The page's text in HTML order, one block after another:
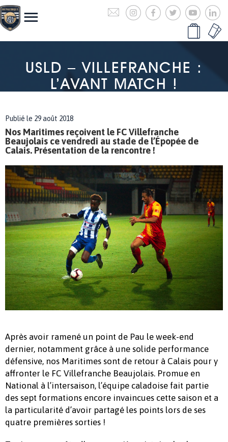
USLD – VILLEFRANCHE :
L’AVANT MATCH !
Publié le 29 août 2018
Nos Maritimes reçoivent le FC Villefranche
Beaujolais ce vendredi au stade de l’Épopée de
Calais. Présentation de la rencontre !
Après avoir ramené un point de Pau le week-end
dernier, notamment grâce à une solide performance
défensive, nos Maritimes sont de retour à Calais pour y
affronter le FC Villefranche Beaujolais. Promue en
National à l’intersaison, l’équipe caladoise fait partie
des sept formations encore invaincues cette saison et a
la particularité d’avoir partagé les points lors de ses
quatre premières sorties !